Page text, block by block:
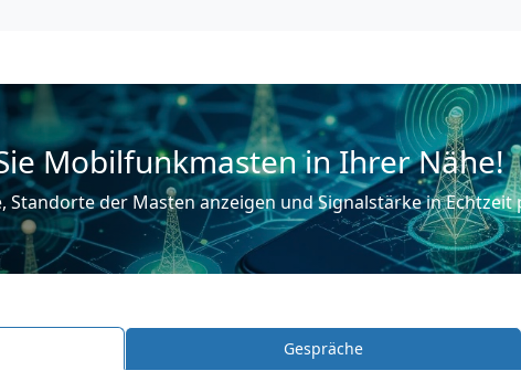
Mobilfunkmasten in Ihrer Nähe!
Standorte der Masten anzeigen und Signalstärke in Echtzeit
Gespräche